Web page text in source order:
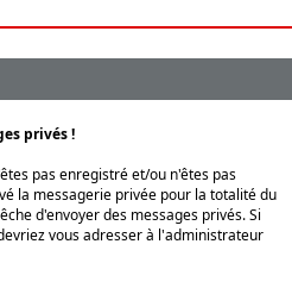
privés !
pas enregistré et/ou n'êtes pas
la messagerie privée pour la totalité du
d'envoyer des messages privés. Si
vous adresser à l'administrateur